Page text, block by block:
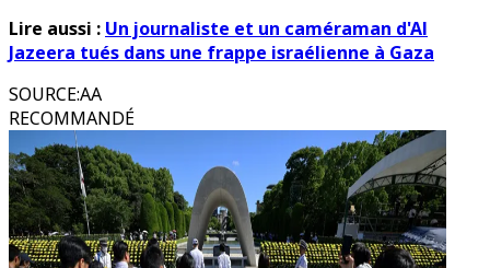
Lire aussi : Un journaliste et un caméraman d'Al
Jazeera tués dans une frappe israélienne à Gaza
SOURCE:AA
RECOMMANDÉ